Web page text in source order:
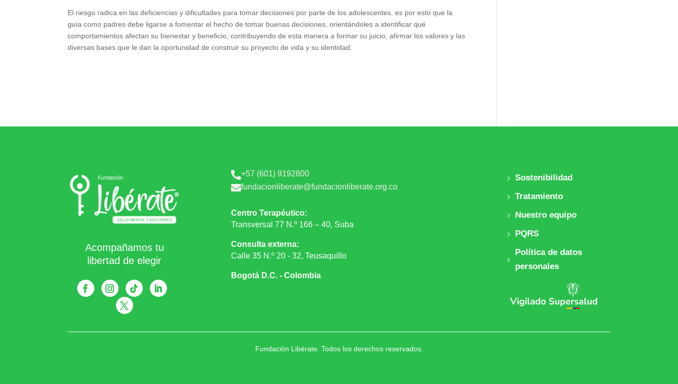
El riesgo radica en las deficiencias y dificultades para tomar decisiones por parte de los adolescentes, es por esto que la
guía como padres debe ligarse a fomentar el hecho de tomar buenas decisiones, orientándoles a identificar qué
comportamientos afectan su bienestar y beneficio, contribuyendo de esta manera a formar su juicio, afirmar los valores y las
diversas bases que le dan la oportunidad de construir su proyecto de vida y su identidad.
Acompañamos tu
libertad de elegir
+57 (601) 9192800
fundacionliberate@fundacionliberate.org.co
Centro Terapéutico:
Transversal 77 N.º 166 – 40, Suba
Consulta externa:
Calle 35 N.º 20 - 32, Teusaquillo
Bogotá D.C. - Colombia
Sostenibilidad
Tratamiento
Nuestro equipo
PQRS
Política de datos
personales
Fundación Libérate. Todos los derechos reservados.